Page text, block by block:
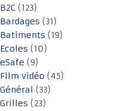
B2C (123)
Bardages (31)
Batiments (19)
Ecoles (10)
eSafe (9)
Film vidéo (45)
Général (33)
Grilles (23)